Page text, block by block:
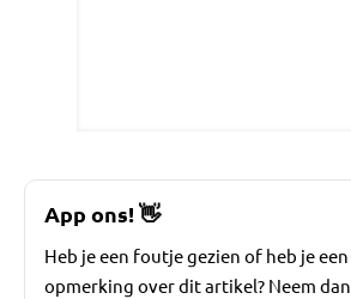
App ons!👋
Heb je een foutje gezien of heb je een
opmerking over dit artikel? Neem dan